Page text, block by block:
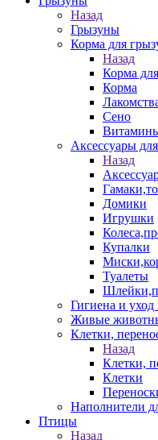
Назад
Грызуны
Корма для
Назад
Корма
Корма
Сено
Аксессуары
Назад
Домики
Игрушки
Купалки
Туалеты
Гигиена и
Живые
Клетки,
Назад
Клетки,
Клетки
Наполнители
Птицы
Назад